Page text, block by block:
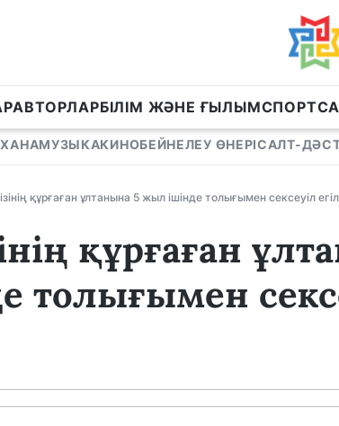
АВТОРЛАРБІЛІМ ЖӘНЕ ҒЫЛЫМСПОРТ
МУЗЫКАКИНОБЕЙНЕЛЕУ ӨНЕРІСАЛТ-
құрғаған ұлтанына 5 жыл ішінде толығымен сексеуіл
құрғаған
толығымен